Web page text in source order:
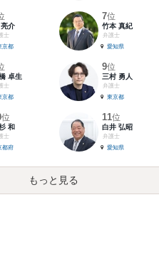
介
士
京都
7位
竹本 真紀
弁護士
愛知県
卓生
士
京都
9位
三村 勇人
弁護士
東京都
位
和
士
都府
11位
白井 弘昭
弁護士
愛知県
もっと見る